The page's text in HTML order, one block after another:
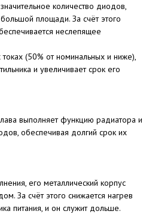
количество диодов,
площади. За счёт этого
неслепящее
(50% от номинальных и ниже),
и увеличивает срок его
выполняет функцию радиатора и
обеспечивая долгий срок их
его металлический корпус
За счёт этого снижается нагрев
питания, и он служит дольше.